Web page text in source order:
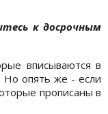
к досрочным
вписываются в
Но опять же - если
прописаны в